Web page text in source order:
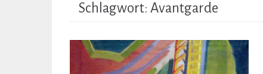
Schlagwort: Avantgarde